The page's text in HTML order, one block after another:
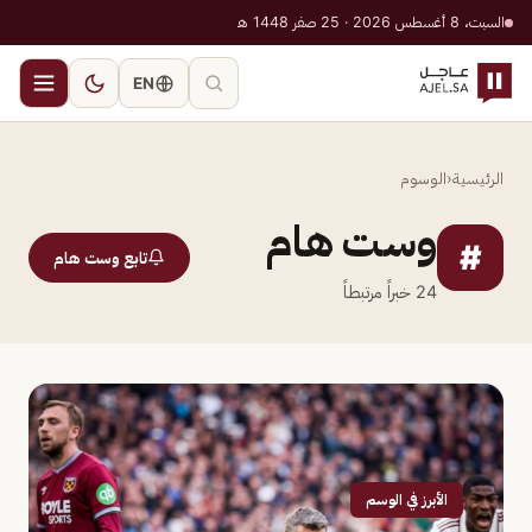
السبت، 8 أغسطس 2026 · 25 صفر 1448 هـ
EN
الرئيسية‹الوسوم
# وست هام
24 خبراً مرتبطاً
تابع وست هام
الأبرز في الوسم